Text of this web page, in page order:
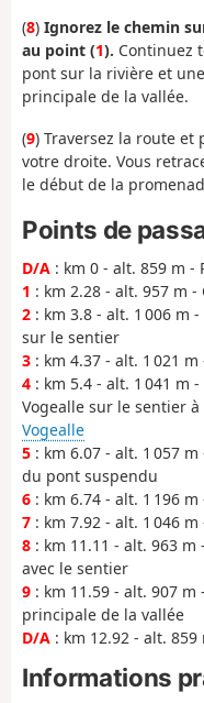
(8) Ignorez le chemin
au point (1). Continuez
pont sur la rivière et
principale de la vallée.
(9) Traversez la route
votre droite. Vous
le début de la
Points de
D/A : km 0 - alt. 859 m
1 : km 2.28 - alt. 957 m -
2 : km 3.8 - alt. 1 006 m
sur le sentier
3 : km 4.37 - alt. 1 021
4 : km 5.4 - alt. 1 041 m
Vogealle sur le sentier
Vogealle
5 : km 6.07 - alt. 1 057
du pont suspendu
6 : km 6.74 - alt. 1 196 m
7 : km 7.92 - alt. 1 046
8 : km 11.11 - alt. 963
avec le sentier
9 : km 11.59 - alt. 907
principale de la vallée
D/A : km 12.92 - alt.
Informations